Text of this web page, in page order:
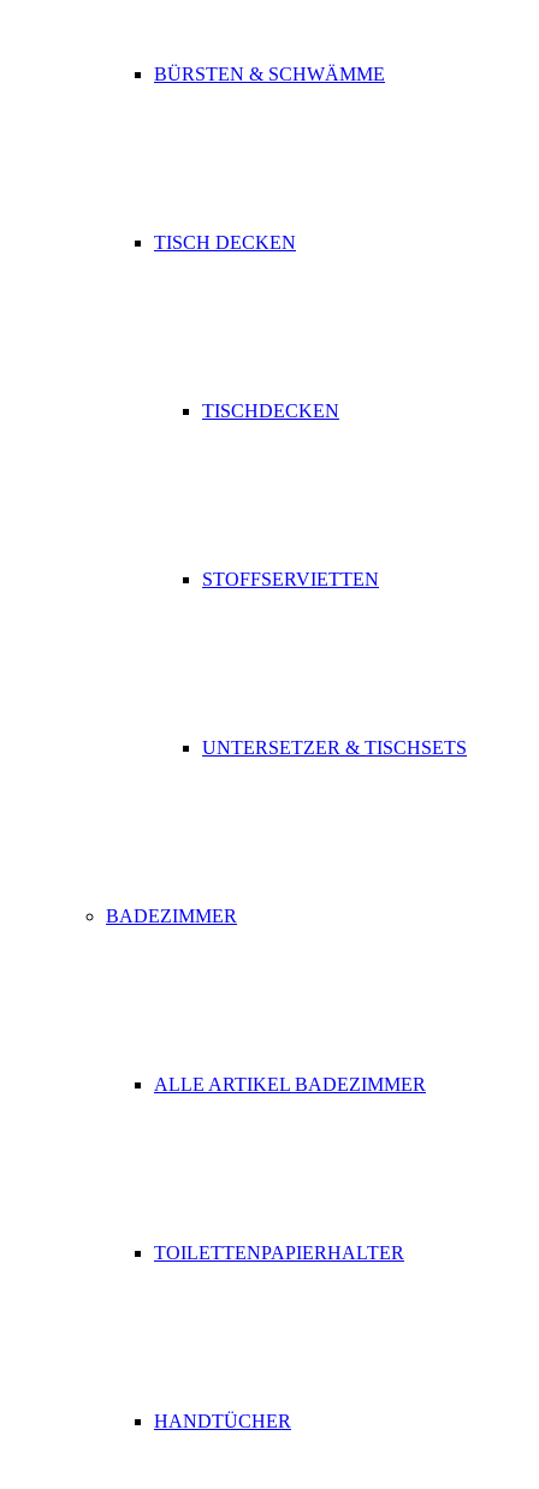
BÜRSTEN & SCHWÄMME
TISCH DECKEN
TISCHDECKEN
STOFFSERVIETTEN
UNTERSETZER & TISCHSETS
BADEZIMMER
ALLE ARTIKEL BADEZIMMER
TOILETTENPAPIERHALTER
HANDTÜCHER